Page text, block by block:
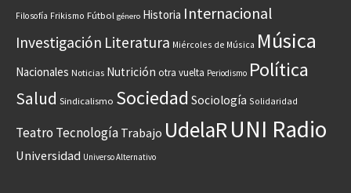
Filosofía Frikismo Fútbol género Historia Internacional
Investigación Literatura Miércoles de Música Música
Nacionales Noticias Nutrición otra vuelta Periodismo Política
Salud Sindicalismo Sociedad Sociología Solidaridad
Teatro Tecnología Trabajo UdelaRUNI Radio
Universidad Universo Alternativo